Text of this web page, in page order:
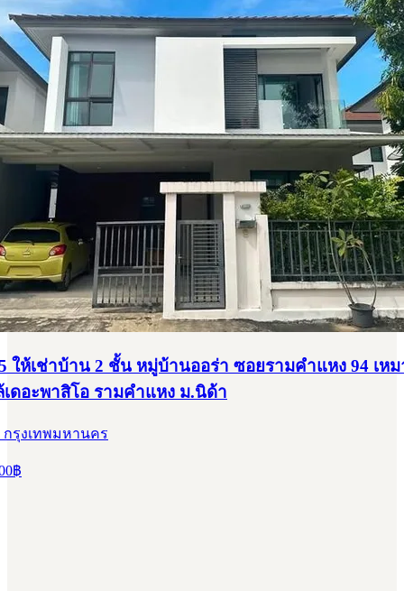
ให้เช่าบ้าน 2 ชั้น หมู่บ้านออร่า ซอยรามคำแหง 94 เห
เดอะพาสิโอ รามคำแหง ม.นิด้า
กรุงเทพมหานคร
฿